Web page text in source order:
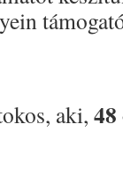
aki,